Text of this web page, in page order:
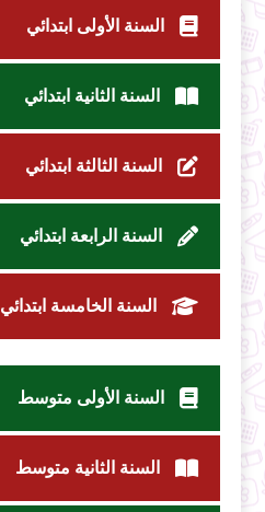
السنة الأولى ابتدائي
السنة الثانية ابتدائي
السنة الثالثة ابتدائي
السنة الرابعة ابتدائي
السنة الخامسة ابتدائي
السنة الأولى متوسط
السنة الثانية متوسط